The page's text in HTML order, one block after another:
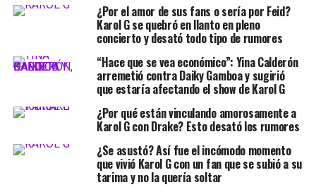
¿Por el amor de sus fans o sería por Feid?
Karol G se quebró en llanto en pleno
concierto y desató todo tipo de rumores
“Hace que se vea económico”: Yina Calderón
arremetió contra Daiky Gamboa y sugirió
que estaría afectando el show de Karol G
¿Por qué están vinculando amorosamente a
Karol G con Drake? Esto desató los rumores
¿Se asustó? Así fue el incómodo momento
que vivió Karol G con un fan que se subió a su
tarima y no la quería soltar